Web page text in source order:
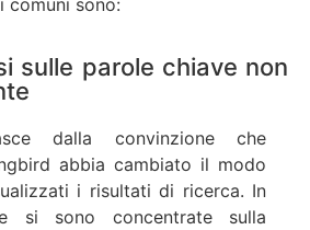
sulle parole chiave non
dalla convinzione che
abbia cambiato il modo
i risultati di ricerca. In
si sono concentrate sulla